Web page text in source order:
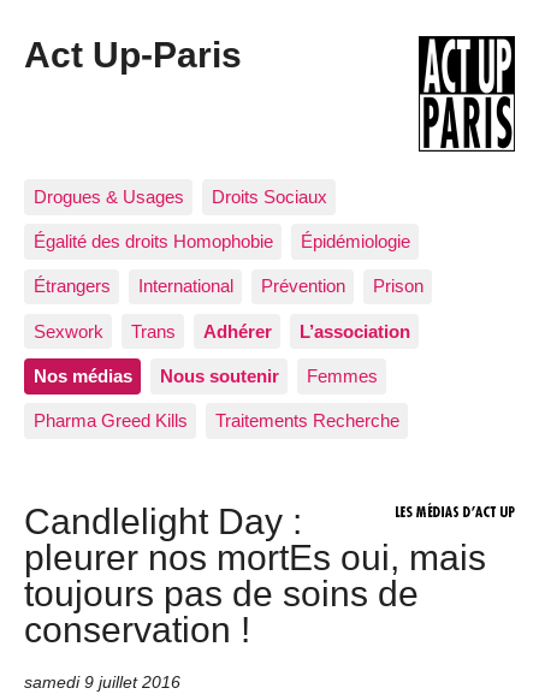
Act Up-Paris
Drogues & Usages Droits Sociaux
Égalité des droits Homophobie Épidémiologie
Étrangers International Prévention Prison
Sexwork Trans Adhérer L’association
Nos médias Nous soutenir Femmes
Pharma Greed Kills Traitements Recherche
Candlelight Day :
pleurer nos mortEs oui, mais
toujours pas de soins de
conservation !
samedi 9 juillet 2016